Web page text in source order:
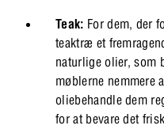
Teak: For dem, der
teaktræ et
naturlige olier, som
møblerne nemmere
oliebehandle dem
for at bevare det